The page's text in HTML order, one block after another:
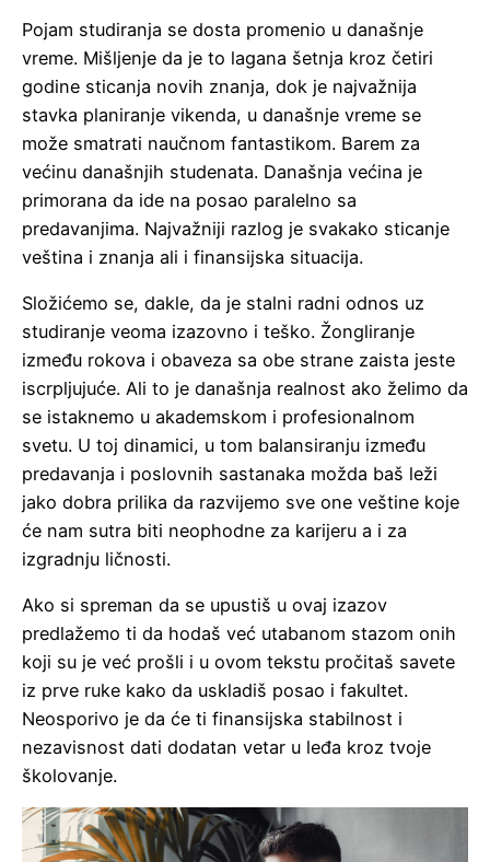
Pojam studiranja se dosta promenio u današnje
vreme. Mišljenje da je to lagana šetnja kroz četiri
godine sticanja novih znanja, dok je najvažnija
stavka planiranje vikenda, u današnje vreme se
može smatrati naučnom fantastikom. Barem za
većinu današnjih studenata. Današnja većina je
primorana da ide na posao paralelno sa
predavanjima. Najvažniji razlog je svakako sticanje
veština i znanja ali i finansijska situacija.
Složićemo se, dakle, da je stalni radni odnos uz
studiranje veoma izazovno i teško. Žongliranje
između rokova i obaveza sa obe strane zaista jeste
iscrpljujuće. Ali to je današnja realnost ako želimo da
se istaknemo u akademskom i profesionalnom
svetu. U toj dinamici, u tom balansiranju između
predavanja i poslovnih sastanaka možda baš leži
jako dobra prilika da razvijemo sve one veštine koje
će nam sutra biti neophodne za karijeru a i za
izgradnju ličnosti.
Ako si spreman da se upustiš u ovaj izazov
predlažemo ti da hodaš već utabanom stazom onih
koji su je već prošli i u ovom tekstu pročitaš savete
iz prve ruke kako da uskladiš posao i fakultet.
Neosporivo je da će ti finansijska stabilnost i
nezavisnost dati dodatan vetar u leđa kroz tvoje
školovanje.